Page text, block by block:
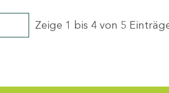
Zeige 1 bis 4 von 5